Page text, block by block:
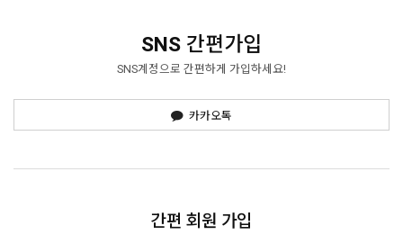
SNS 간편가입
SNS계정으로 간편하게 가입하세요!
카카오톡
간편 회원 가입